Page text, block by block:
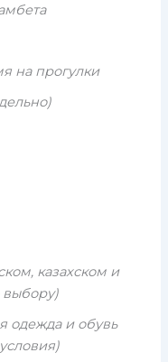
на прогулки
казахском и
выбору)
одежда и обувь